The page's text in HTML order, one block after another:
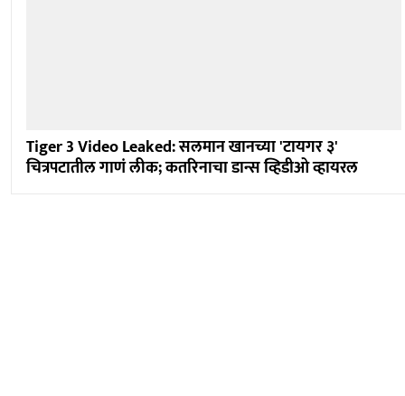
Tiger 3 Video Leaked: सलमान खानच्या 'टायगर ३'
चित्रपटातील गाणं लीक; कतरिनाचा डान्स व्हिडीओ व्हायरल